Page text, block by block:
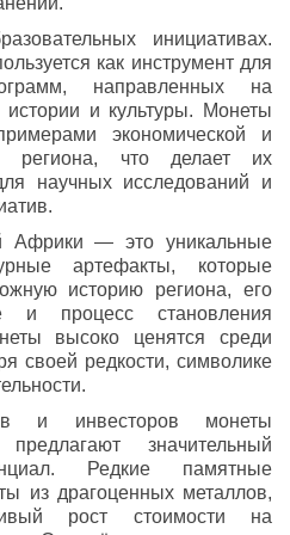
инициативах.
как инструмент для
направленных на
истории и культуры. Монеты
экономической и
региона, что делает их
научных исследований и
Африки — это уникальные
артефакты, которые
историю региона, его
и процесс становления
высоко ценятся среди
своей редкости, символике
и инвесторов монеты
значительный
Редкие памятные
из драгоценных металлов,
рост стоимости на